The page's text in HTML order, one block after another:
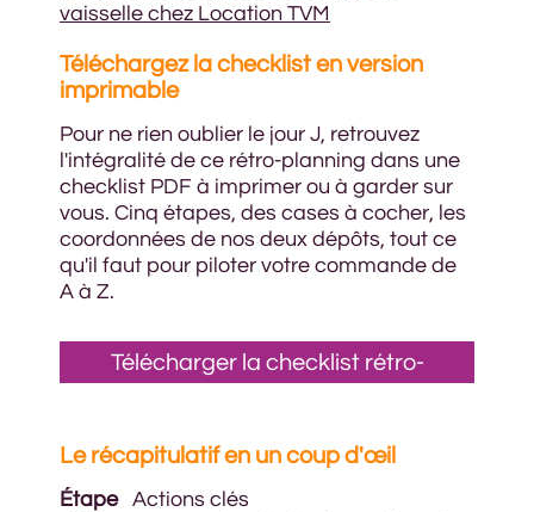
vaisselle chez Location TVM
Téléchargez la checklist en version
imprimable
Pour ne rien oublier le jour J, retrouvez
l'intégralité de ce rétro-planning dans une
checklist PDF à imprimer ou à garder sur
vous. Cinq étapes, des cases à cocher, les
coordonnées de nos deux dépôts, tout ce
qu'il faut pour piloter votre commande de
A à Z.
Télécharger la checklist rétro-
Le récapitulatif en un coup d'œil
ÉtapeActions clés